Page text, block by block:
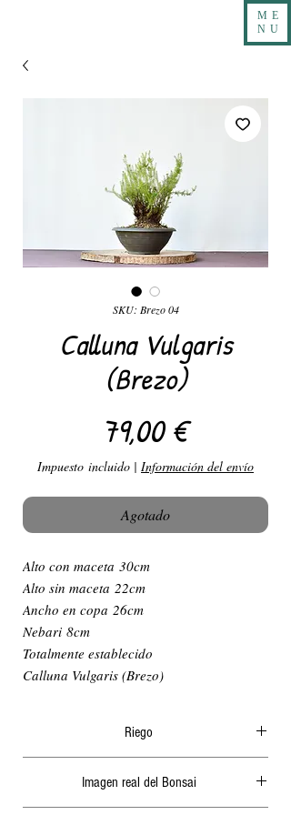
ME
NU
SKU: Brezo 04
Calluna Vulgaris
(Brezo)
79,00 €Precio
Impuesto incluido | Información del envío
Agotado
Alto con maceta 30cm
Alto sin maceta 22cm
Ancho en copa 26cm
Nebari 8cm
Totalmente establecido
Calluna Vulgaris (Brezo)
Riego
abundante, generalmente por la mañana o a
ultima hora de la tarde, nunca cuando le de el
Imagen real del Bonsai